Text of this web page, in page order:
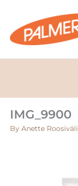
content
IMG_9900
By Anette Roosiväli